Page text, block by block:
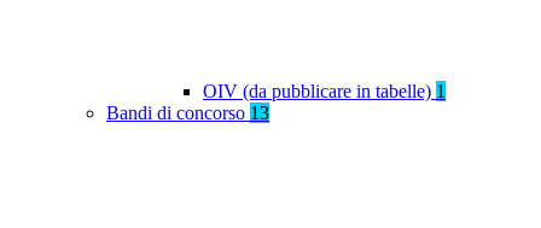
OIV (da pubblicare in tabelle) 1
Bandi di concorso 13